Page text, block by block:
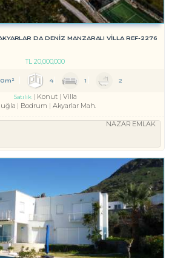
DA DENİZ MANZARALI VİLLA REF-2276
TL20,000,000
4 1 2
Satılık Konut
Villa
Bodrum Akyarlar Mah.
NAZAR EMLAK